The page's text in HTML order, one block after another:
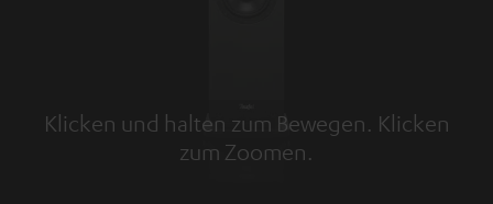
Klicken und halten zum Bewegen. Klicken
zum Zoomen.
Tap to zoom